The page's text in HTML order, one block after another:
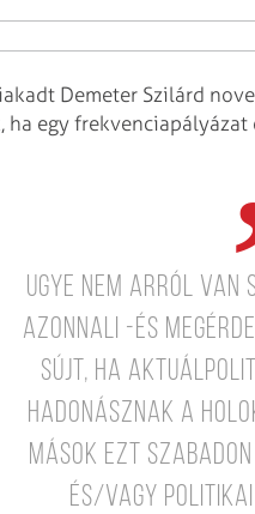
Demeter Szilárd
egy
Ugye nem arról van
azonnali -és
sújt, ha
hadonásznak a
mások ezt
és/vagy